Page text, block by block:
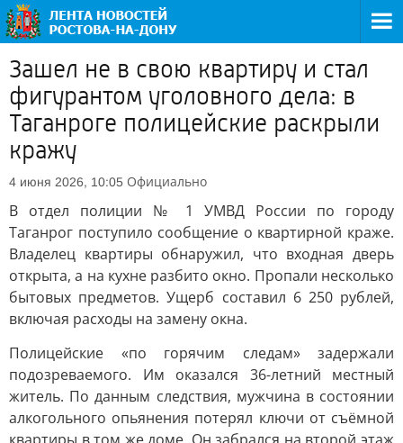
Зашел не в свою квартиру и стал
фигурантом уголовного дела: в
Таганроге полицейские раскрыли
кражу
4 июня 2026, 10:05 Официально
В отдел полиции № 1 УМВД России по городу
Таганрог поступило сообщение о квартирной краже.
Владелец квартиры обнаружил, что входная дверь
открыта, а на кухне разбито окно. Пропали несколько
бытовых предметов. Ущерб составил 6 250 рублей,
включая расходы на замену окна.
Полицейские «по горячим следам» задержали
подозреваемого. Им оказался 36-летний местный
житель. По данным следствия, мужчина в состоянии
алкогольного опьянения потерял ключи от съёмной